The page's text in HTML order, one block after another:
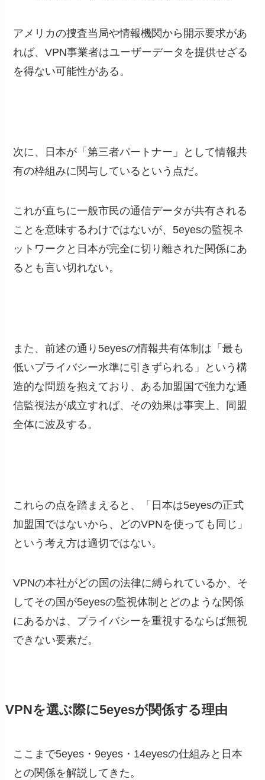
アメリカの捜査当局や情報機関から開示要求があ
れば、VPN事業者はユーザーデータを提供せざる
を得ない可能性がある。
次に、日本が「第三者パートナー」として情報共
有の枠組みに関与しているという点だ。
これが直ちに一般市民の通信データが共有される
ことを意味するわけではないが、5eyesの監視ネ
ットワークと日本が完全に切り離された関係にあ
るとも言い切れない。
また、前述の通り5eyesの情報共有体制は「最も
低いプライバシー水準に引きずられる」という構
造的な問題を抱えており、ある加盟国で強力な通
信監視法が成立すれば、その効果は事実上、同盟
全体に波及する。
これらの点を踏まえると、「日本は5eyesの正式
加盟国ではないから、どのVPNを使っても同じ」
という考え方は適切ではない。
VPNの本社がどの国の法律に縛られているか、そ
してその国が5eyesの監視体制とどのような関係
にあるかは、プライバシーを重視するならば無視
できない要素だ。
VPNを選ぶ際に5eyesが関係する理由
ここまで5eyes・9eyes・14eyesの仕組みと日本
との関係を解説してきた。